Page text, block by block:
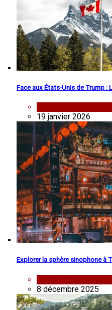
Face aux États-Unis de Trump :
19 janvier 2026
Explorer la sphère sinophone à
8 décembre 2025